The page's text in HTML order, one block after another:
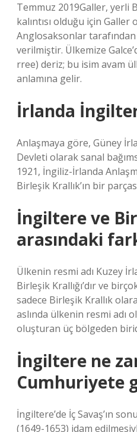
Temmuz 2019Galler, yerli
kalıntısı olduğu için Galler
Anglosaksonlar tarafından
verilmiştir. Ülkemize
rree) deriz; bu isim avam
anlamına gelir.
İrlanda
Anlaşmaya göre, Güney
Devleti olarak sanal
1921, İngiliz-İrlanda
Birleşik Krallık’ın bir
İngiltere ve
arasındaki
Ülkenin resmi adı Kuzey
Birleşik Krallığı’dır ve
sadece Birleşik Krallık
aslında ülkenin resmi adı
oluşturan üç bölgeden
İngiltere ne
Cumhuriyete
İngiltere’de İç Savaş’ın
(1649-1653) idam